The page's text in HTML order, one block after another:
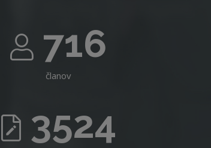
716
članov
3524